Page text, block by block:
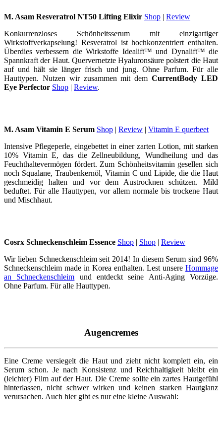
M. Asam Resveratrol NT50 Lifting Elixir Shop | Review
Konkurrenzloses Schönheitsserum mit einzigartiger
Wirkstoffverkapselung! Resveratrol ist hochkonzentriert enthalten.
Überdies verbessern die Wirkstoffe Idealift™ und Dynalift™ die
Spannkraft der Haut. Quervernetzte Hyaluronsäure polstert die Haut
auf und hält sie länger frisch und jung. Ohne Parfum. Für alle
Hauttypen. Nutzen wir zusammen mit demCurrentBody LED
Eye Perfector Shop | Review.
M. Asam Vitamin E Serum Shop | Review | Vitamin E querbeet
Intensive Pflegeperle, eingebettet in einer zarten Lotion, mit starken
10% Vitamin E, das die Zellneubildung, Wundheilung und das
Feuchthaltevermögen fördert. Zum Schönheitsvitamin gesellen sich
noch Squalane, Traubenkernöl, Vitamin C und Lipide, die die Haut
geschmeidig halten und vor dem Austrocknen schützen. Mild
beduftet. Für alle Hauttypen, vor allem normale bis trockene Haut
und Mischhaut.
Cosrx Schneckenschleim Essence Shop | Shop | Review
Wir lieben Schneckenschleim seit 2014! In diesem Serum sind 96%
Schneckenschleim made in Korea enthalten. Lest unsere Hommage
an Schneckenschleim und entdeckt seine Anti-Aging Vorzüge.
Ohne Parfum. Für alle Hauttypen.
Augencremes
Eine Creme versiegelt die Haut und zieht nicht komplett ein, ein
Serum schon. Je nach Konsistenz und Reichhaltigkeit bleibt ein
(leichter) Film auf der Haut. Die Creme sollte ein zartes Hautgefühl
hinterlassen, nicht schwer wirken und keinen starken Hautglanz
verursachen. Auch hier gibt es nur eine kleine Auswahl: